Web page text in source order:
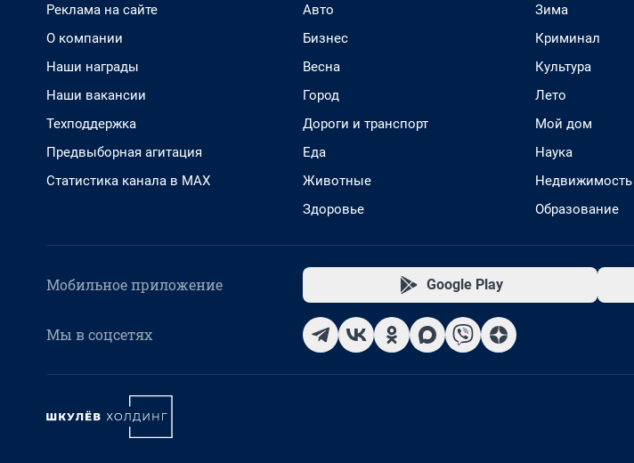
Реклама на сайте
О компании
Наши награды
Наши вакансии
Техподдержка
Предвыборная агитация
Статистика канала в MAX
Авто
Бизнес
Весна
Город
Дороги и транспорт
Еда
Животные
Здоровье
Зима
Криминал
Культура
Лето
Мой дом
Наука
Недвижимость
Образование
Мобильное приложение Google Play
Мы в соцсетях